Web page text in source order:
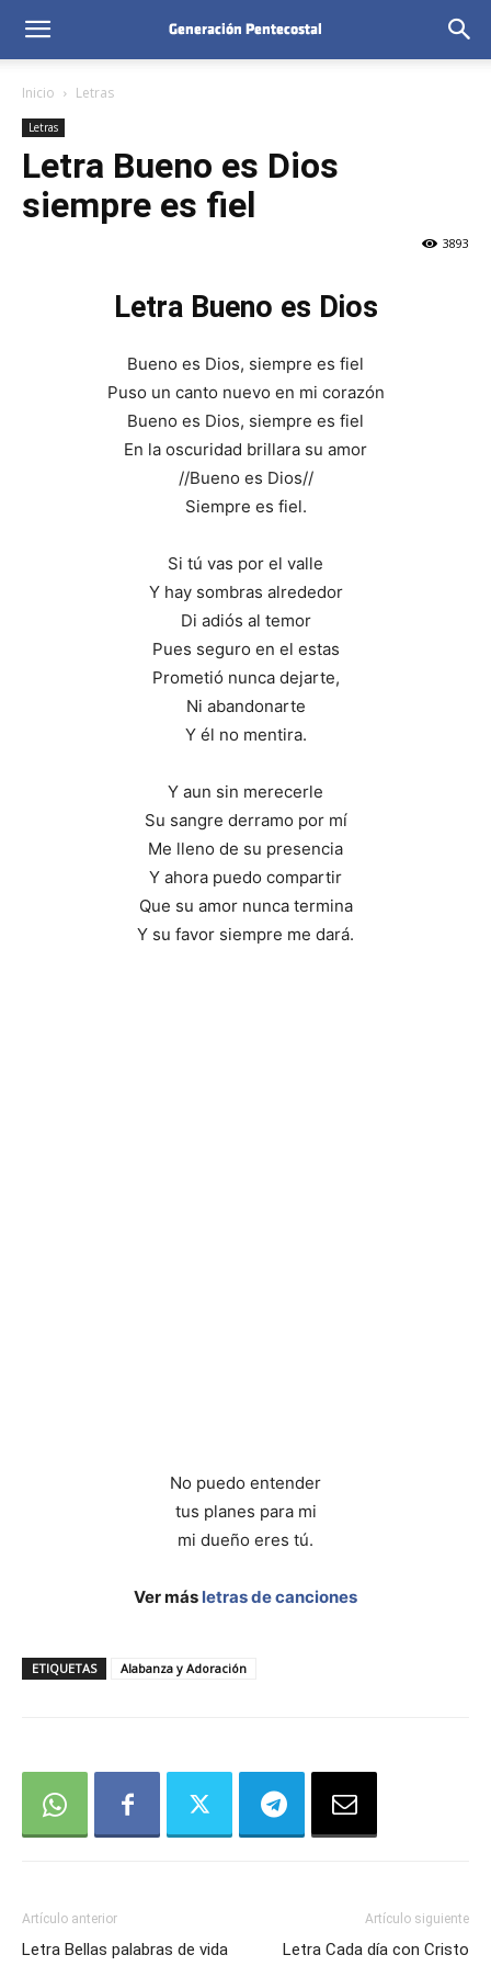
Inicio Letras
Letras
Letra Bueno es Dios
siempre es fiel
3893
Letra Bueno es Dios
Bueno es Dios, siempre es fiel
Puso un canto nuevo en mi corazón
Bueno es Dios, siempre es fiel
En la oscuridad brillara su amor
//Bueno es Dios//
Siempre es fiel.
Si tú vas por el valle
Y hay sombras alrededor
Di adiós al temor
Pues seguro en el estas
Prometió nunca dejarte,
Ni abandonarte
Y él no mentira.
Y aun sin merecerle
Su sangre derramo por mí
Me lleno de su presencia
Y ahora puedo compartir
Que su amor nunca termina
Y su favor siempre me dará.
No puedo entender
tus planes para mi
mi dueño eres tú.
Ver más letras de canciones
ETIQUETAS Alabanza y Adoración
Artículo anterior
Letra Bellas palabras de vida
Artículo siguiente
Letra Cada día con Cristo